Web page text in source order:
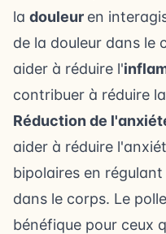
la douleur en
de la douleur dans le
aider à réduire l'
contribuer à réduire
Réduction de
aider à réduire
bipolaires en
dans le corps. Le
bénéfique pour ceux